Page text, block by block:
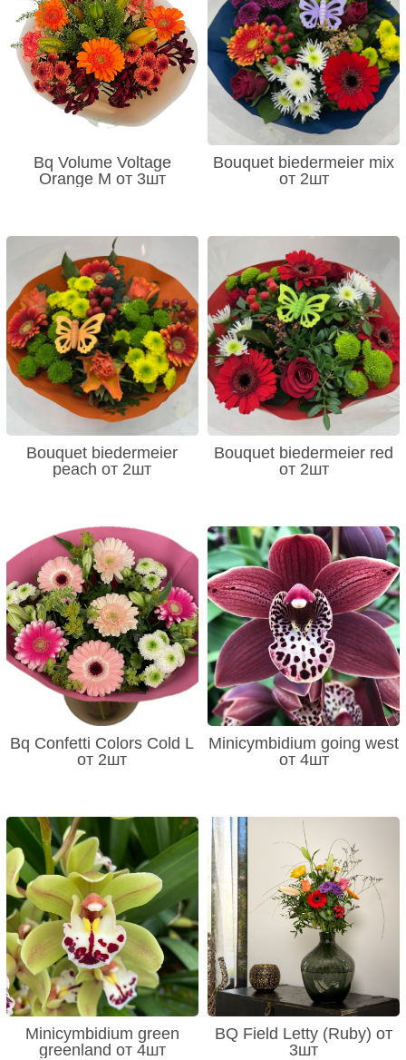
Bq Volume Voltage
Orange M от 3шт
Bouquet biedermeier mix
от 2шт
Bouquet biedermeier
peach от 2шт
Bouquet biedermeier red
от 2шт
Bq Confetti Colors Cold L
от 2шт
Minicymbidium going west
от 4шт
Minicymbidium green
greenland от 4шт
BQ Field Letty (Ruby) от
3шт